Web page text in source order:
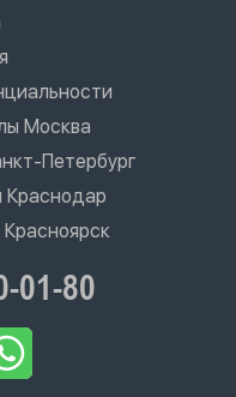
Москва
Петербург
01-80